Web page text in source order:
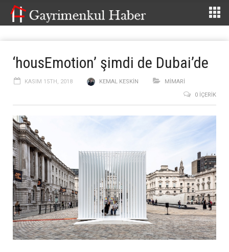
‘housEmotion’ şimdi de Dubai’de
KASIM 15TH, 2018 KEMAL KESKIN
MİMARİ
0 İÇERIK